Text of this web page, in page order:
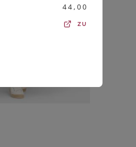
44,00
ZU